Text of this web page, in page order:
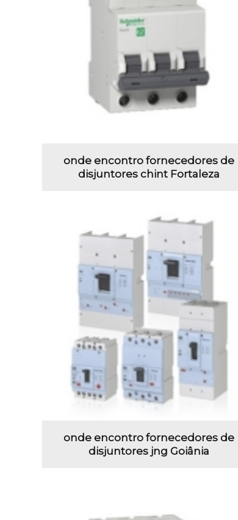
onde encontro fornecedores de
disjuntores chint Fortaleza
onde encontro fornecedores de
disjuntores jng Goiânia